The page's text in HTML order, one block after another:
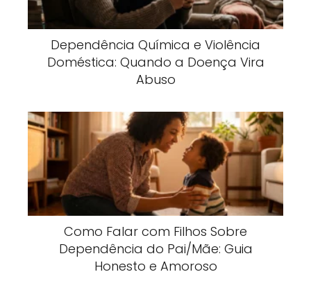
Dependência Química e Violência
Doméstica: Quando a Doença Vira
Abuso
Como Falar com Filhos Sobre
Dependência do Pai/Mãe: Guia
Honesto e Amoroso